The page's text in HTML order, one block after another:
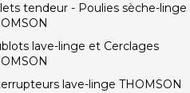
tendeur - Poulies sèche-linge
lave-linge et Cerclages
lave-linge THOMSON